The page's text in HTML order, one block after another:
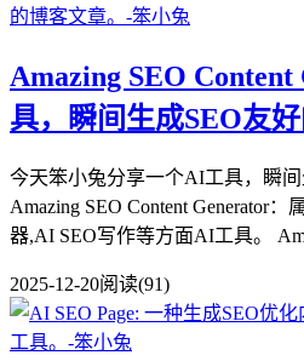
Amazing SEO
具，瞬间生成SEO友好
今天笨小兔分享一个AI工具，瞬间
Amazing SEO Content Generator
器,AI SEO写作等方面AI工具。
2025-12-20阅读(91)